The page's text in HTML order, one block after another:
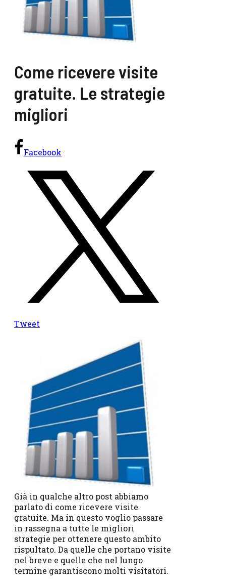
Come ricevere visite
gratuite. Le strategie
migliori
Facebook
Tweet
Già in qualche altro post abbiamo
parlato di come ricevere visite
gratuite. Ma in questo voglio passare
in rassegna a tutte le migliori
strategie per ottenere questo ambito
rispultato. Da quelle che portano visite
nel breve e quelle che nel lungo
termine garantiscono molti visitatori.